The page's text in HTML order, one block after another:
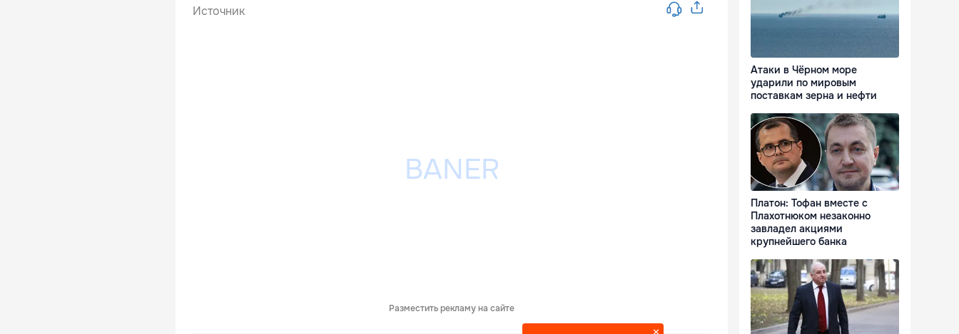
Источник
Разместить рекламу на сайте
Атаки в Чёрном море
ударили по мировым
поставкам зерна и нефти
Платон: Тофан вместе с
Плахотнюком незаконно
завладел акциями
крупнейшего банка